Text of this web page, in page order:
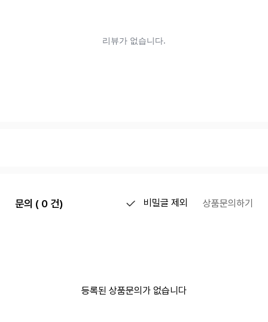
문의 ( 0 건) 비밀글 제외 상품문의하기
등록된 상품문의가 없습니다